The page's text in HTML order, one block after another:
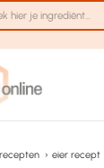
recepten › eier recept